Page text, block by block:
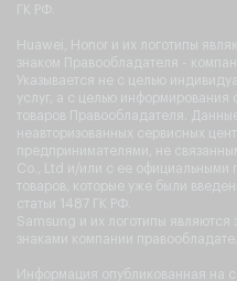
ГК РФ.
Huawei, Honor и их логотипы
знаком Правообладателя -
Указывается не с целью
услуг, а с целью информирования
товаров Правообладателя.
неавторизованных сервисных
предпринимателями, не
Co., Ltd и/или с ее официальными
товаров, которые уже были
статьи 1487 ГК РФ.
Samsung и их логотипы являются
знаками компании
Информация опубликованная на